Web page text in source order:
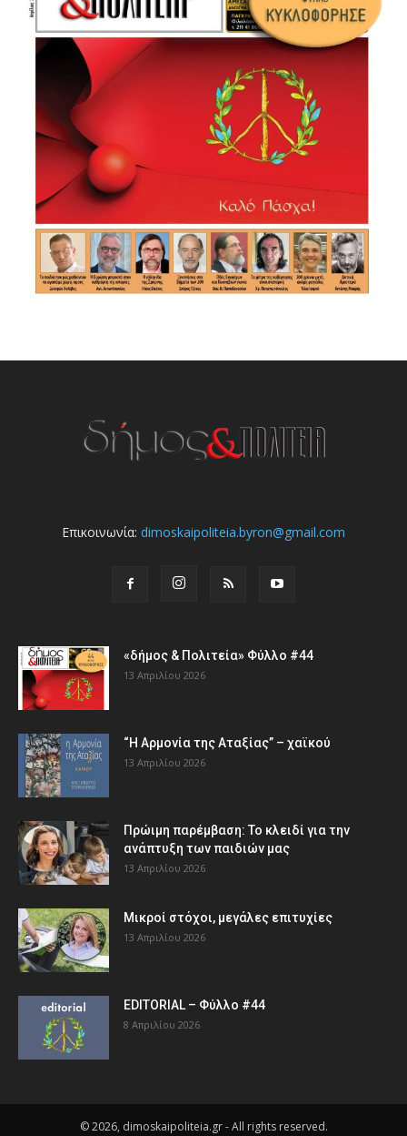
Επικοινωνία: dimoskaipoliteia.byron@gmail.com
«δήμος & Πολιτεία» Φύλλο #44
13 Απριλίου 2026
“Η Αρμονία της Αταξίας” – χαϊκού
13 Απριλίου 2026
Πρώιμη παρέμβαση: Το κλειδί για την
ανάπτυξη των παιδιών µας
13 Απριλίου 2026
Μικροί στόχοι, μεγάλες επιτυχίες
13 Απριλίου 2026
EDITORIAL – Φύλλο #44
8 Απριλίου 2026
© 2026, dimoskaipoliteia.gr - All rights reserved.